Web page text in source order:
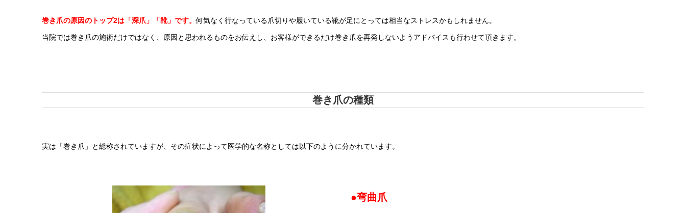
巻き爪の原因のトップ2は「深爪」「靴」です。何気なく行なっている爪切りや履いている靴が足にとっては相当なストレスかもしれません。
当院では巻き爪の施術だけではなく、原因と思われるものをお伝えし、お客様ができるだけ巻き爪を再発しないようアドバイスも行わせて頂きます。
巻き爪の種類
実は「巻き爪」と総称されていますが、その症状によって医学的な名称としては以下のように分かれています。
●弯曲爪